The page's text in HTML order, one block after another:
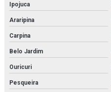
Placa de trocador de calor
Power solution danfoss
Pressostato kp
Ipojuca
Araripina
Carpina
Belo Jardim
Ouricuri
Pesqueira